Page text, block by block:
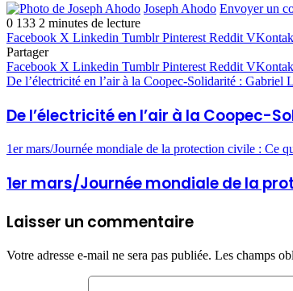
Joseph Ahodo Envoyer un
0 133 2 minutes de lecture
Facebook X Linkedin Tumblr Pinterest Reddit
Partager
Facebook X Linkedin Tumblr Pinterest Reddit
De l’électricité en l’air à la Coopec-Solidarité : Gabriel
De l’électricité en l’air à la Coopec-
1er mars/Journée mondiale de la protection civile : Ce
1er mars/Journée mondiale de la
Laisser un commentaire
Votre adresse e-mail ne sera pas publiée. Les champs